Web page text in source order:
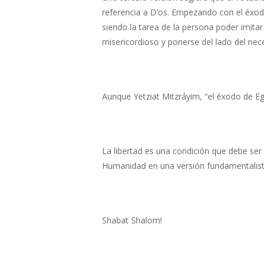
referencia a D’os. Empezando con el
siendo la tarea de la persona poder
misericordioso y ponerse del lado del
Aunque Yetziat Mitzráyim, “el éxodo de
La libertad es una condición que debe
Humanidad en una versión
Shabat Shalom!